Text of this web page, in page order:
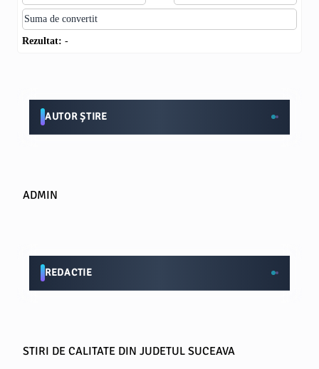
Rezultat: -
AUTOR ȘTIRE
ADMIN
REDACTIE
STIRI DE CALITATE DIN JUDETUL SUCEAVA